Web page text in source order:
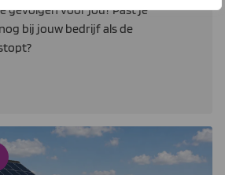
gevolgen voor jou? Past je
bij jouw bedrijf als de